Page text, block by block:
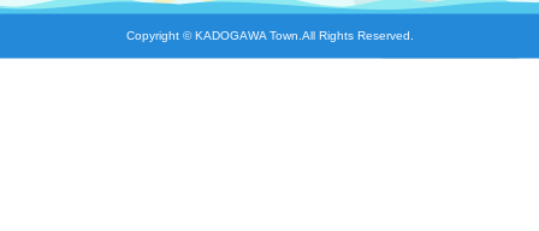
Copyright © KADOGAWA Town.All Rights Reserved.